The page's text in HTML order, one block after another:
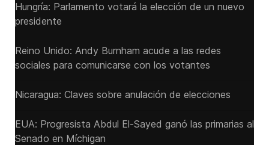
Hungría: Parlamento votará la elección de un nuevo
presidente
Reino Unido: Andy ‌Burnham acude a las redes
sociales para comunicarse con los votantes
Nicaragua: Claves sobre anulación de elecciones
EUA: Progresista Abdul El-Sayed ganó las primarias al
Senado ‌en Míchigan